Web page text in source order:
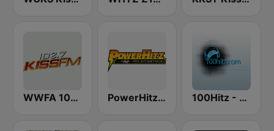
WWFA 102.7 Kiss FM PowerHitz NY 100Hitz - Hot Hitz